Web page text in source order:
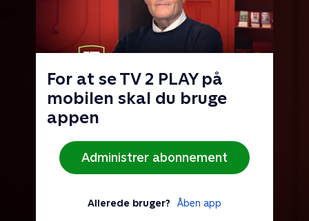
For at se TV 2 PLAY på
mobilen skal du bruge
appen
Administrer abonnement
Allerede bruger? Åben app